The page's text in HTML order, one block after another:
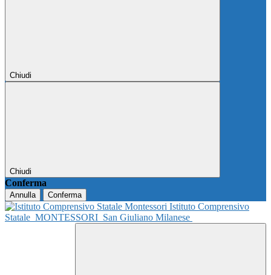
Chiudi
Chiudi
Conferma
Annulla Conferma
Istituto Comprensivo
Statale MONTESSORI San Giuliano Milanese